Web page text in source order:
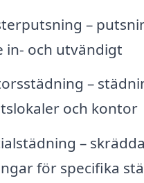
–
in- och utvändigt
–
och kontor
–
för specifika